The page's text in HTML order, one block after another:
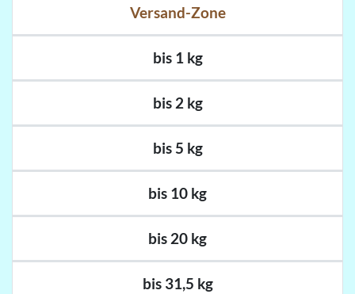
Versand-Zone
bis 1 kg
bis 2 kg
bis 5 kg
bis 10 kg
bis 20 kg
bis 31,5 kg